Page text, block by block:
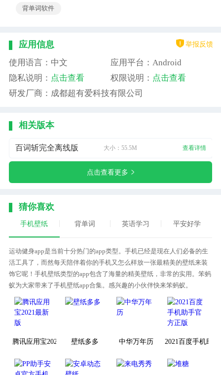
背单词软件
应用信息 举报反馈
使用语言：中文
应用平台：Android
隐私说明： 点击查看 权限说明： 点击查看
研发厂商：成都超有爱科技有限公司
相关版本
百词斩完全离线版 大小：55.5M 查看详情
点击查看更多
猜你喜欢
手机壁纸 背单词 英语学习 平安好学
运动健身app是当前十分热门的app类型。手机已经是现在人们必备的生
活工具了，而然每天陪伴着你的手机又怎么样放一张最精美的壁纸来装
饰它呢！手机壁纸类型的app包含了海量的精美壁纸，非常的实用。笨蚂
蚁为大家带来了手机壁纸app合集。感兴趣的小伙伴快来笨蚂蚁。
腾讯应用宝2021最新版壁纸多多 中华万年历 2021百度手机助